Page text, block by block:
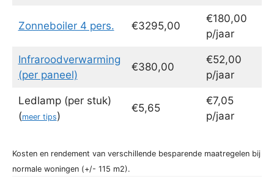
Zonneboiler 4 pers. €3295,00
€180,00
p/jaar
Infraroodverwarming
(per paneel)
€380,00
€52,00
p/jaar
Ledlamp (per stuk)
(meer tips)
€5,65
€7,05
p/jaar
Kosten en rendement van verschillende besparende maatregelen bij
normale woningen (+/- 115 m2).